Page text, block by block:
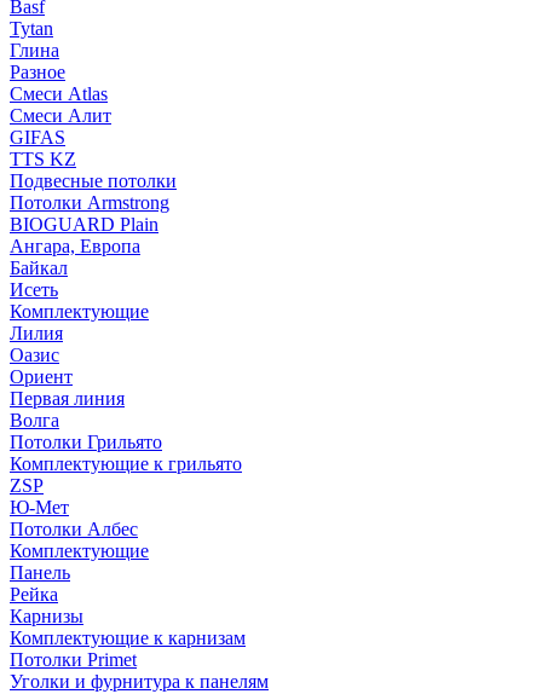
Basf
Tytan
Глина
Разное
Смеси Atlas
Смеси Алит
GIFAS
TTS KZ
Подвесные потолки
Потолки Armstrong
BIOGUARD Plain
Ангара, Европа
Байкал
Исеть
Комплектующие
Лилия
Оазис
Ориент
Первая линия
Волга
Потолки Грильято
Комплектующие к грильято
ZSP
Ю-Мет
Потолки Албес
Комплектующие
Панель
Рейка
Карнизы
Комплектующие к карнизам
Потолки Primet
Уголки и фурнитура к панелям